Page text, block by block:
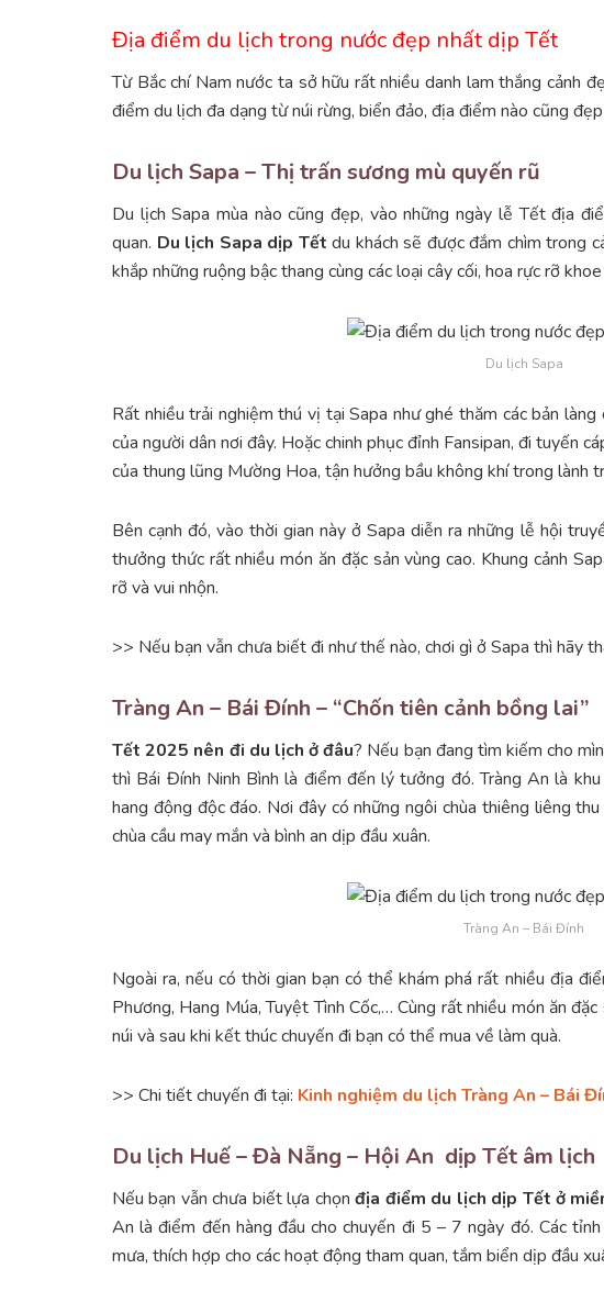
Địa điểm du lịch trong nước đẹp nhất dịp Tết
Từ Bắc chí Nam nước ta sở hữu rất nhiều danh lam thắng cảnh
điểm du lịch đa dạng từ núi rừng, biển đảo, địa điểm nào cũng
Du lịch Sapa – Thị trấn sương mù quyến rũ
Du lịch Sapa mùa nào cũng đẹp, vào những ngày lễ Tết địa
quan. Du lịch Sapa dịp Tếtdu khách sẽ được đắm chìm trong
khắp những ruộng bậc thang cùng các loại cây cối, hoa rực rỡ khoe
Du lịch Sapa
Rất nhiều trải nghiệm thú vị tại Sapa như ghé thăm các bản
của người dân nơi đây. Hoặc chinh phục đỉnh Fansipan, đi tuyến
của thung lũng Mường Hoa, tận hưởng bầu không khí trong lành
Bên cạnh đó, vào thời gian này ở Sapa diễn ra những lễ hội
thưởng thức rất nhiều món ăn đặc sản vùng cao. Khung cảnh
rỡ và vui nhộn.
>> Nếu bạn vẫn chưa biết đi như thế nào, chơi gì ở Sapa thì hãy
Tràng An – Bái Đính – “Chốn tiên cảnh bồng lai”
Tết 2025 nên đi du lịch ở đâu? Nếu bạn đang tìm kiếm cho
thì Bái Đính Ninh Bình là điểm đến lý tưởng đó. Tràng An là
hang động độc đáo. Nơi đây có những ngôi chùa thiêng liêng
chùa cầu may mắn và bình an dịp đầu xuân.
Tràng An – Bái Đính
Ngoài ra, nếu có thời gian bạn có thể khám phá rất nhiều địa
Phương, Hang Múa, Tuyệt Tình Cốc,… Cùng rất nhiều món ăn
núi và sau khi kết thúc chuyến đi bạn có thể mua về làm quà.
>> Chi tiết chuyến đi tại: Kinh nghiệm du lịch Tràng An – Bái
Du lịch Huế – Đà Nẵng – Hội An dịp Tết âm lịch
Nếu bạn vẫn chưa biết lựa chọnđịa điểm du lịch dịp Tết ở
An là điểm đến hàng đầu cho chuyến đi 5 – 7 ngày đó. Các
mưa, thích hợp cho các hoạt động tham quan, tắm biển dịp đầu